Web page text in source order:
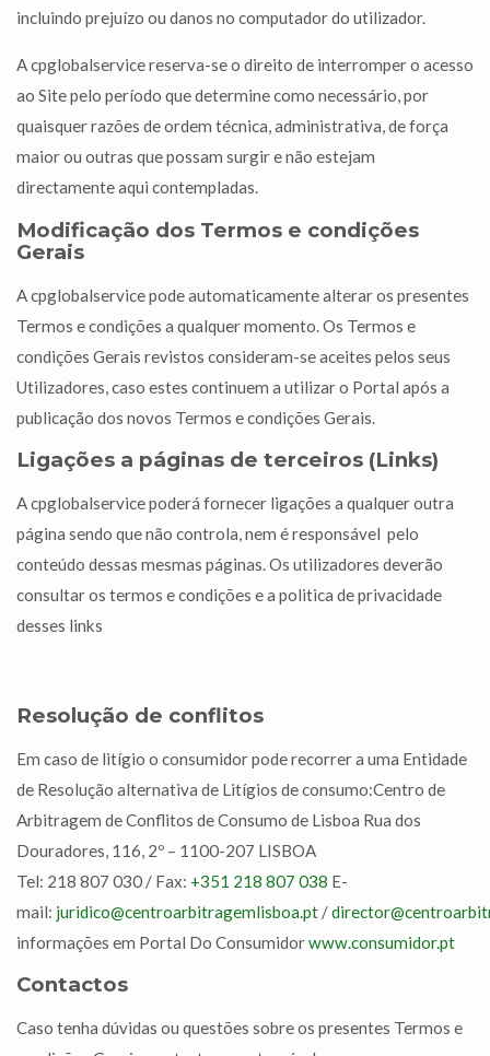
incluindo prejuízo ou danos no computador do utilizador.
A cpglobalservice reserva-se o direito de interromper o acesso
ao Site pelo período que determine como necessário, por
quaisquer razões de ordem técnica, administrativa, de força
maior ou outras que possam surgir e não estejam
directamente aqui contempladas.
Modificação dos Termos e condições
Gerais
A cpglobalservicepode automaticamente alterar os presentes
Termos e condições a qualquer momento. Os Termos e
condições Gerais revistos consideram-se aceites pelos seus
Utilizadores, caso estes continuem a utilizar o Portal após a
publicação dos novos Termos e condições Gerais.
Ligações a páginas de terceiros (Links)
A cpglobalservicepoderá fornecer ligações a qualquer outra
página sendo que não controla, nem é responsável pelo
conteúdo dessas mesmas páginas. Os utilizadores deverão
consultar os termos e condições e a politica de privacidade
desses links
Resolução de conflitos
Em caso de litígio o consumidor pode recorrer a uma Entidade
de Resolução alternativa de Litígios de consumo:Centro de
Arbitragem de Conflitos de Consumo de Lisboa Rua dos
Douradores, 116, 2º – 1100-207 LISBOA
Tel: 218 807 030 / Fax: +351 218 807 038 E-
mail: juridico@centroarbitragemlisboa.pt /
informações em Portal Do Consumidorwww.consumidor.pt
Contactos
Caso tenha dúvidas ou questões sobre os presentes Termos e